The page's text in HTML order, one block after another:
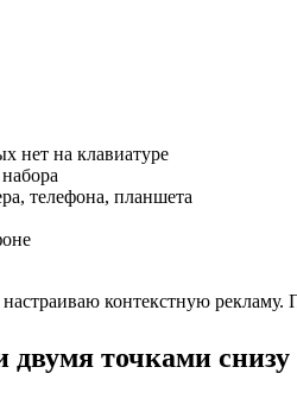
нет на клавиатуре
телефона, планшета
контекстную рекламу.
двумя точками снизу